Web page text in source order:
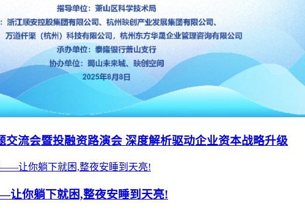
交流会暨投融资路演会 深度解析驱动企业资本战略升级
你躺下就困,整夜安睡到天亮!